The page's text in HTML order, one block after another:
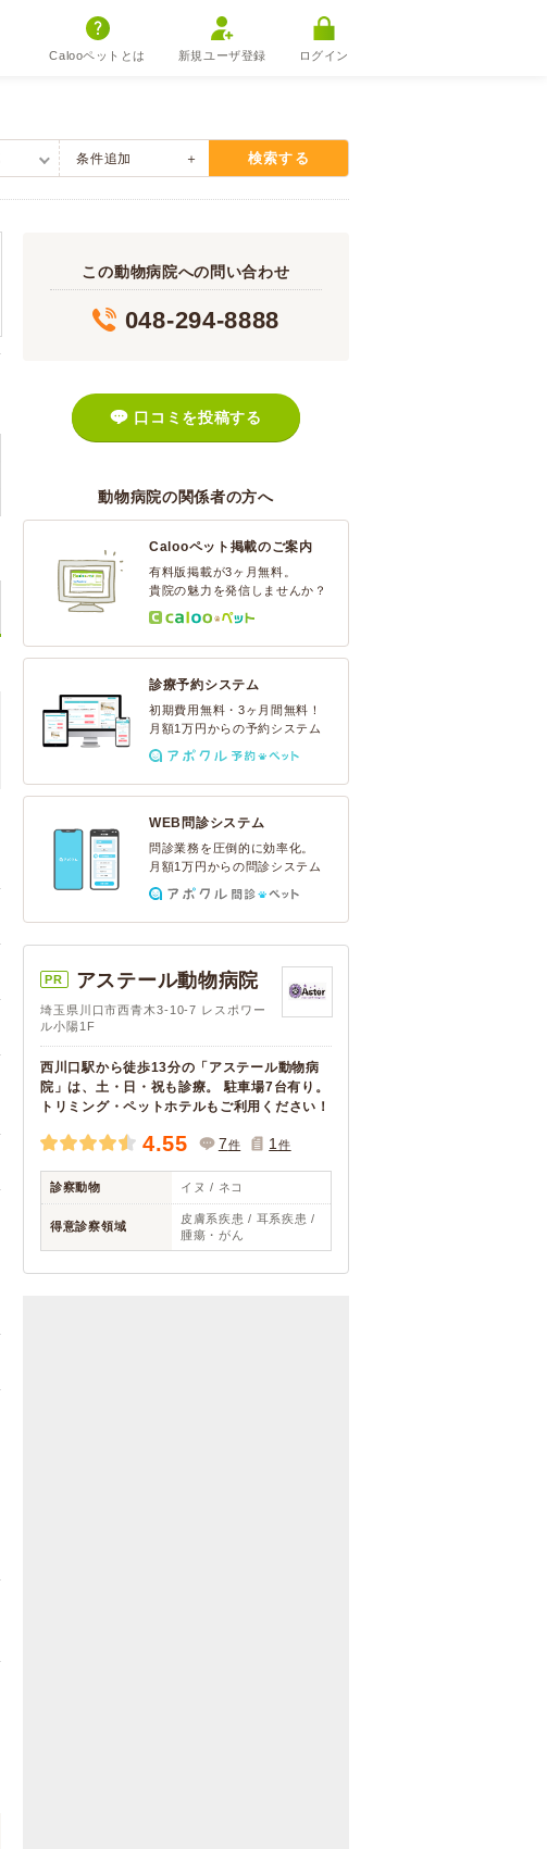
Calooペットとは 新規ユーザ登録 ログイン
条件追加 検索する
この動物病院への問い合わせ
048-294-8888
口コミを投稿する
動物病院の関係者の方へ
Calooペット掲載のご案内
有料版掲載が3ヶ月無料。
貴院の魅力を発信しませんか？
診療予約システム
初期費用無料・3ヶ月間無料！
月額1万円からの予約システム
WEB問診システム
問診業務を圧倒的に効率化。
月額1万円からの問診システム
PR アステール動物病院
埼玉県川口市西青木3-10-7 レスポワー
ル小陽1F
西川口駅から徒歩13分の「アステール動物病
院」は、土・日・祝も診療。 駐車場7台有り。
トリミング・ペットホテルもご利用ください！
4.55 7件 1 件
診察動物 イヌ / ネコ
得意診察領域
皮膚系疾患 / 耳系疾患 /
腫瘍・がん